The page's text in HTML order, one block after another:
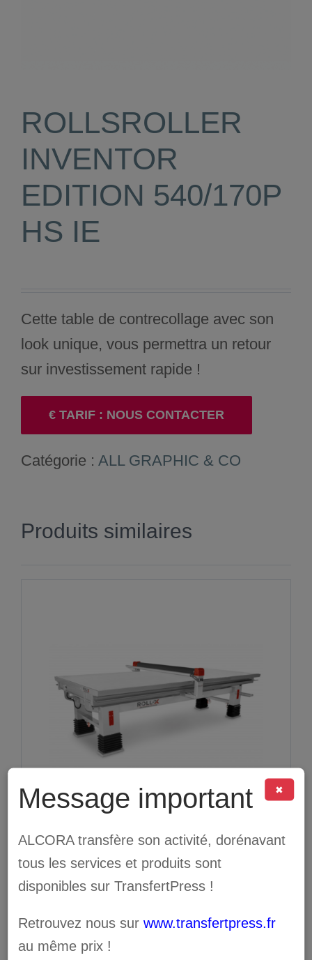
ROLLSROLLER
INVENTOR
EDITION 540/170P
HS IE
Cette table de contrecollage avec son
look unique, vous permettra un retour
sur investissement rapide !
€ TARIF : NOUS CONTACTER
Catégorie : ALL GRAPHIC & CO
Produits similaires
ROLL-X GO
✖
Message important
ALCORA transfère son activité, dorénavant
tous les services et produits sont
disponibles sur TransfertPress !
Retrouvez nous surwww.transfertpress.fr
au même prix !